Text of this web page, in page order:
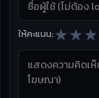
ให้คะแนน:★★★